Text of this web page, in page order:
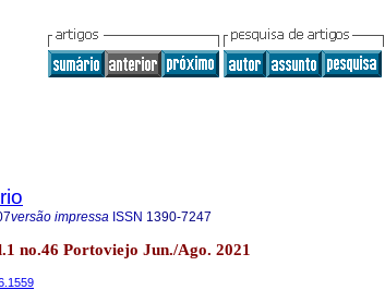
versão impressa ISSN 1390-7247
no.46 Portoviejo Jun./Ago. 2021